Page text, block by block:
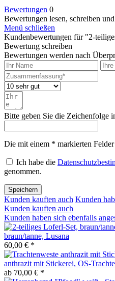
Bewertungen 0
Bewertungen lesen, schreiben
Menü schließen
Kundenbewertungen für "2-
Bewertung schreiben
Bewertungen werden nach
Bitte geben Sie die Zeichenfolge
Die mit einem * markierten
Ich habe die
genommen.
Speichern
Kunden kauften auch Kunden
Kunden kauften auch
Kunden haben sich ebenfalls
braun/tanne, Lusana
60,00 € *
anthrazit mit Stickerei, OS-
ab 70,00 € *